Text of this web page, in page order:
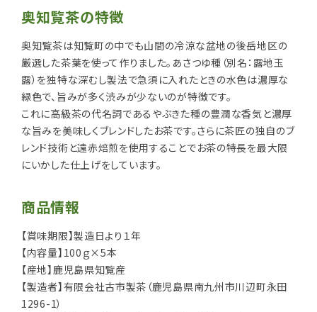
奥知覧茶の特徴
奥知覧茶は知覧町の中でも山間の冷涼な盆地の後岳地区の
厳選した茶葉を使って作りました。あさつゆ種（別名：露地玉
露）を独特な深むし製法で急須に入れたときの水色は濃厚な
緑色で、旨みが多く渋みが少ないのが特徴です。
これに高級茶の代名詞であるやぶきた種の豊潤な香気と濃厚
な旨みを美味しくブレンドしたお茶です。さらに茶匠の独自のブ
レンド技術と遠赤焙煎を使用することでお茶の特長を最大限
にいかした仕上げをしています。
商品情報
【賞味期限】製造日より１年
【内容量】100ｇ×5本
【産地】鹿児島県知覧産
【製造者】有限会社古市製茶（鹿児島県南九州市川辺町永田
1296-1）